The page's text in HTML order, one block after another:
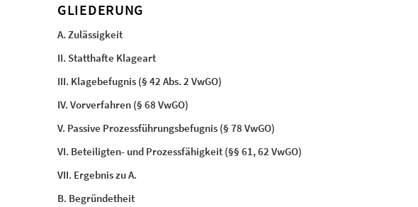
GLIEDERUNG
A. Zulässigkeit
II. Statthafte Klageart
III. Klagebefugnis (§ 42 Abs. 2 VwGO)
IV. Vorverfahren (§ 68 VwGO)
V. Passive Prozessführungsbefugnis (§ 78 VwGO)
VI. Beteiligten- und Prozessfähigkeit (§§ 61, 62 VwGO)
VII. Ergebnis zu A.
B. Begründetheit